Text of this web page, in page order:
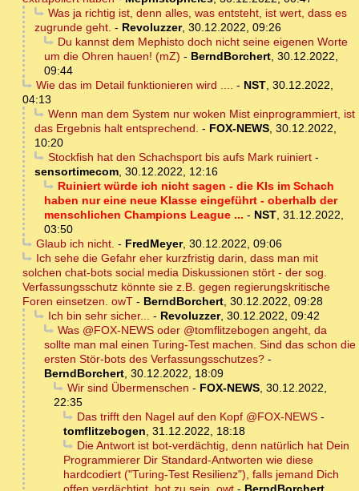
Was ja richtig ist, denn alles, was entsteht, ist wert, dass es
zugrunde geht. - Revoluzzer, 30.12.2022, 09:26
Du kannst dem Mephisto doch nicht seine eigenen Worte
um die Ohren hauen! (mZ) - BerndBorchert, 30.12.2022,
09:44
Wie das im Detail funktionieren wird .... - NST, 30.12.2022,
04:13
Wenn man dem System nur woken Mist einprogrammiert, ist
das Ergebnis halt entsprechend. - FOX-NEWS, 30.12.2022,
10:20
Stockfish hat den Schachsport bis aufs Mark ruiniert-
sensortimecom, 30.12.2022, 12:16
Ruiniert würde ich nicht sagen - die KIs im Schach
haben nur eine neue Klasse eingeführt - oberhalb der
menschlichen Champions League ... - NST, 31.12.2022,
03:50
Glaub ich nicht. - FredMeyer, 30.12.2022, 09:06
Ich sehe die Gefahr eher kurzfristig darin, dass man mit
solchen chat-bots social media Diskussionen stört - der sog.
Verfassungsschutz könnte sie z.B. gegen regierungskritische
Foren einsetzen. owT - BerndBorchert, 30.12.2022, 09:28
Ich bin sehr sicher... - Revoluzzer, 30.12.2022, 09:42
Was @FOX-NEWS oder @tomflitzebogen angeht, da
sollte man mal einen Turing-Test machen. Sind das schon die
ersten Stör-bots des Verfassungsschutzes? -
BerndBorchert, 30.12.2022, 18:09
Wir sind Übermenschen - FOX-NEWS, 30.12.2022,
22:35
Das trifft den Nagel auf den Kopf @FOX-NEWS-
tomflitzebogen, 31.12.2022, 18:18
Die Antwort ist bot-verdächtig, denn natürlich hat Dein
Programmierer Dir Standard-Antworten wie diese
hardcodiert ("Turing-Test Resilienz"), falls jemand Dich